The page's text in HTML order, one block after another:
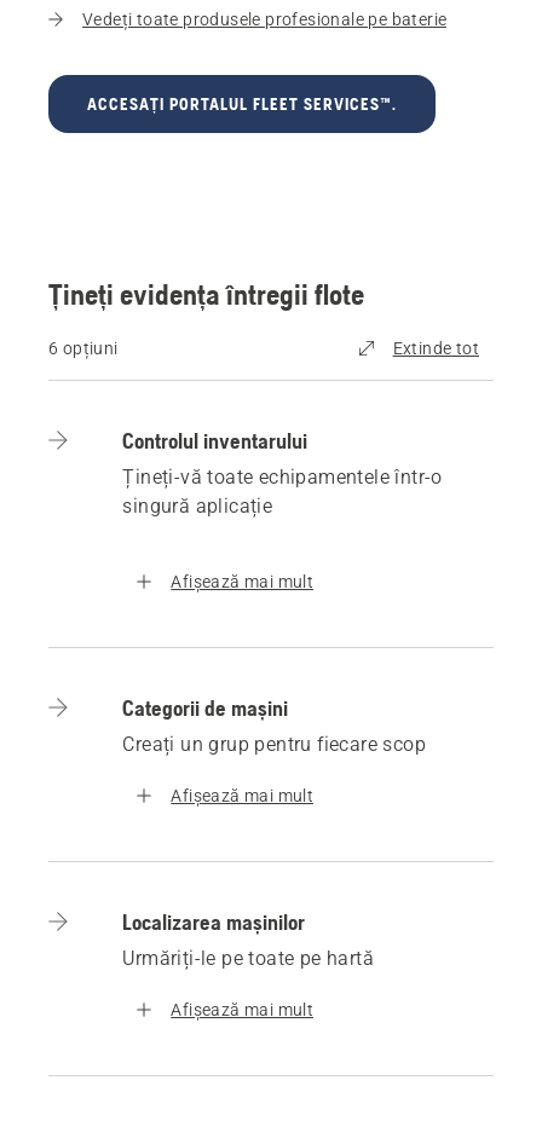
Vedeți toate produsele profesionale pe baterie
ACCESAȚI PORTALUL FLEET SERVICES™.
Țineți evidența întregii flote
6 opțiuni Extinde tot
Controlul inventarului
Țineți-vă toate echipamentele într-o
singură aplicație
Afișează mai mult
Categorii de mașini
Creați un grup pentru fiecare scop
Afișează mai mult
Localizarea mașinilor
Urmăriți-le pe toate pe hartă
Afișează mai mult